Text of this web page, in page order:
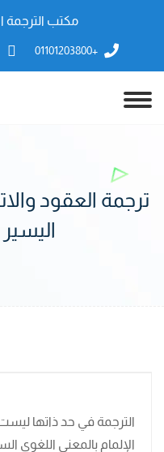
مكتب الترجمة
+01101203800
ترجمة العقود
الترجمة في حد ذاتها
الإلمام بالمعنى